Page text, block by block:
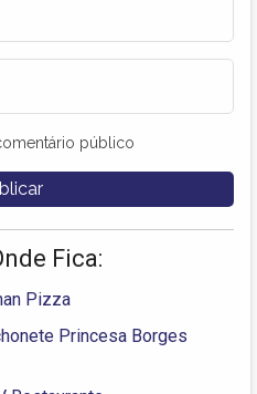
público
Fica:
Pizza
Princesa Borges